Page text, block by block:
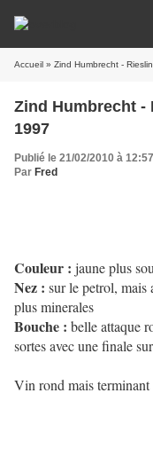
Accueil » Zind Humbrecht -
Zind Humbrecht -
1997
Publié le 21/02/2010 à 12:57
Par Fred
Couleur : jaune plus
Nez : sur le petrol, mais
plus minerales
Bouche : belle attaque
sortes avec une finale
Vin rond mais terminant